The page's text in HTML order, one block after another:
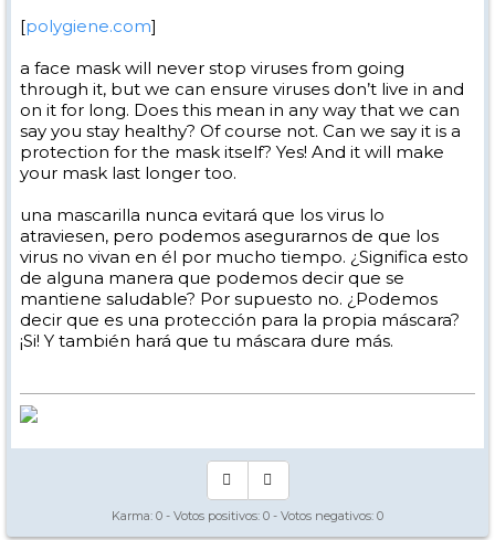
[polygiene.com]
a face mask will never stop viruses from going
through it, but we can ensure viruses don’t live in and
on it for long. Does this mean in any way that we can
say you stay healthy? Of course not. Can we say it is a
protection for the mask itself? Yes! And it will make
your mask last longer too.
una mascarilla nunca evitará que los virus lo
atraviesen, pero podemos asegurarnos de que los
virus no vivan en él por mucho tiempo. ¿Significa esto
de alguna manera que podemos decir que se
mantiene saludable? Por supuesto no. ¿Podemos
decir que es una protección para la propia máscara?
¡Si! Y también hará que tu máscara dure más.
Karma: 0 - Votos positivos: 0 - Votos negativos: 0